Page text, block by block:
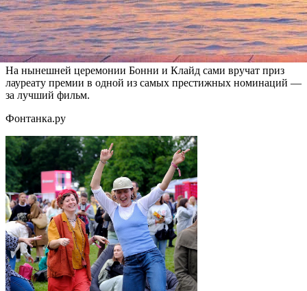
депрессии. Некоторые исследователи отсчитывают с этой
работы начало современного этапа в истории Голливуда,
картина входит в Национальный реестр фильмов США, она
получила две премии «Оскар».
На нынешней церемонии Бонни и Клайд сами вручат приз
лауреату премии в одной из самых престижных номинаций —
за лучший фильм.
Фонтанка.ру